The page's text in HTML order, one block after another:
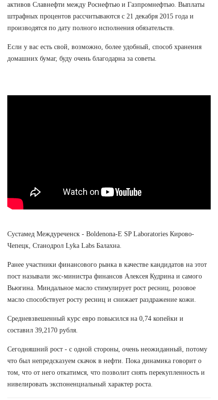
активов Славнефти между Роснефтью и Газпромнефтью. Выплаты
штрафных процентов рассчитываются с 21 декабря 2015 года и
производятся по дату полного исполнения обязательств.
Если у вас есть свой, возможно, более удобный, способ хранения
домашних бумаг, буду очень благодарна за советы.
Сустамед Междуреченск - Boldenona-E SP Laboratories Кирово-
Чепецк, Станодрол Lyka Labs Балахна.
Ранее участники финансового рынка в качестве кандидатов на этот
пост называли экс-министра финансов Алексея Кудрина и самого
Вьюгина. Миндальное масло стимулирует рост ресниц, розовое
масло способствует росту ресниц и снижает раздражение кожи.
Средневзвешенный курс евро повысился на 0,74 копейки и
составил 39,2170 рубля.
Сегодняшний рост - с одной стороны, очень неожиданный, потому
что был непредсказуем скачок в нефти. Пока динамика говорит о
том, что от него откатимся, что позволит снять перекупленность и
нивелировать экспоненциальный характер роста.